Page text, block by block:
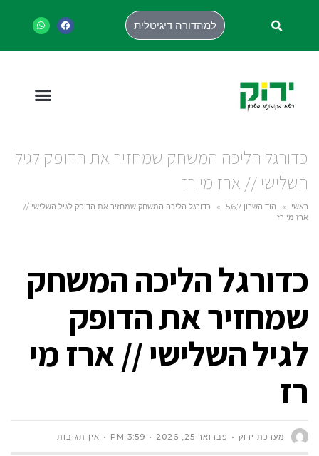
למהדורה דיגיטלית
כדורגל הליכה המשחק שמחזיר את הדופק לגיל
השלישי // ארז מי רז
ראשי » הוד השרון 5,6,7 »
כדורגל הליכה המשחק שמחזיר את הדופק לגיל השלישי //
ארז מי רז
כדורגל הליכה המשחק
שמחזיר את הדופק
לגיל השלישי // ארז מי
רז
מערכת ירוק פברואר 25, 2026 3:59 PM אין תגובות